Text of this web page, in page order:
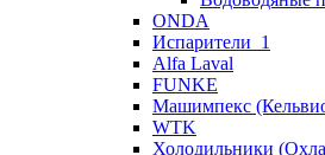
ONDA
Испарители_1
Alfa Laval
FUNKE
Машимпекс
WTK
Холодильники